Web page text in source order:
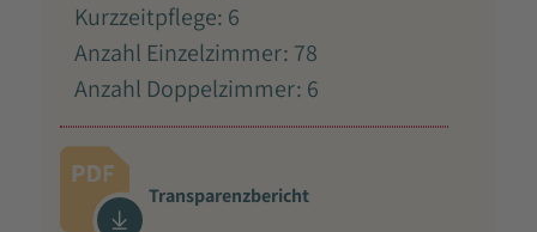
Kurzzeitpflege: 6
Anzahl Einzelzimmer: 78
Anzahl Doppelzimmer: 6
Transparenzbericht